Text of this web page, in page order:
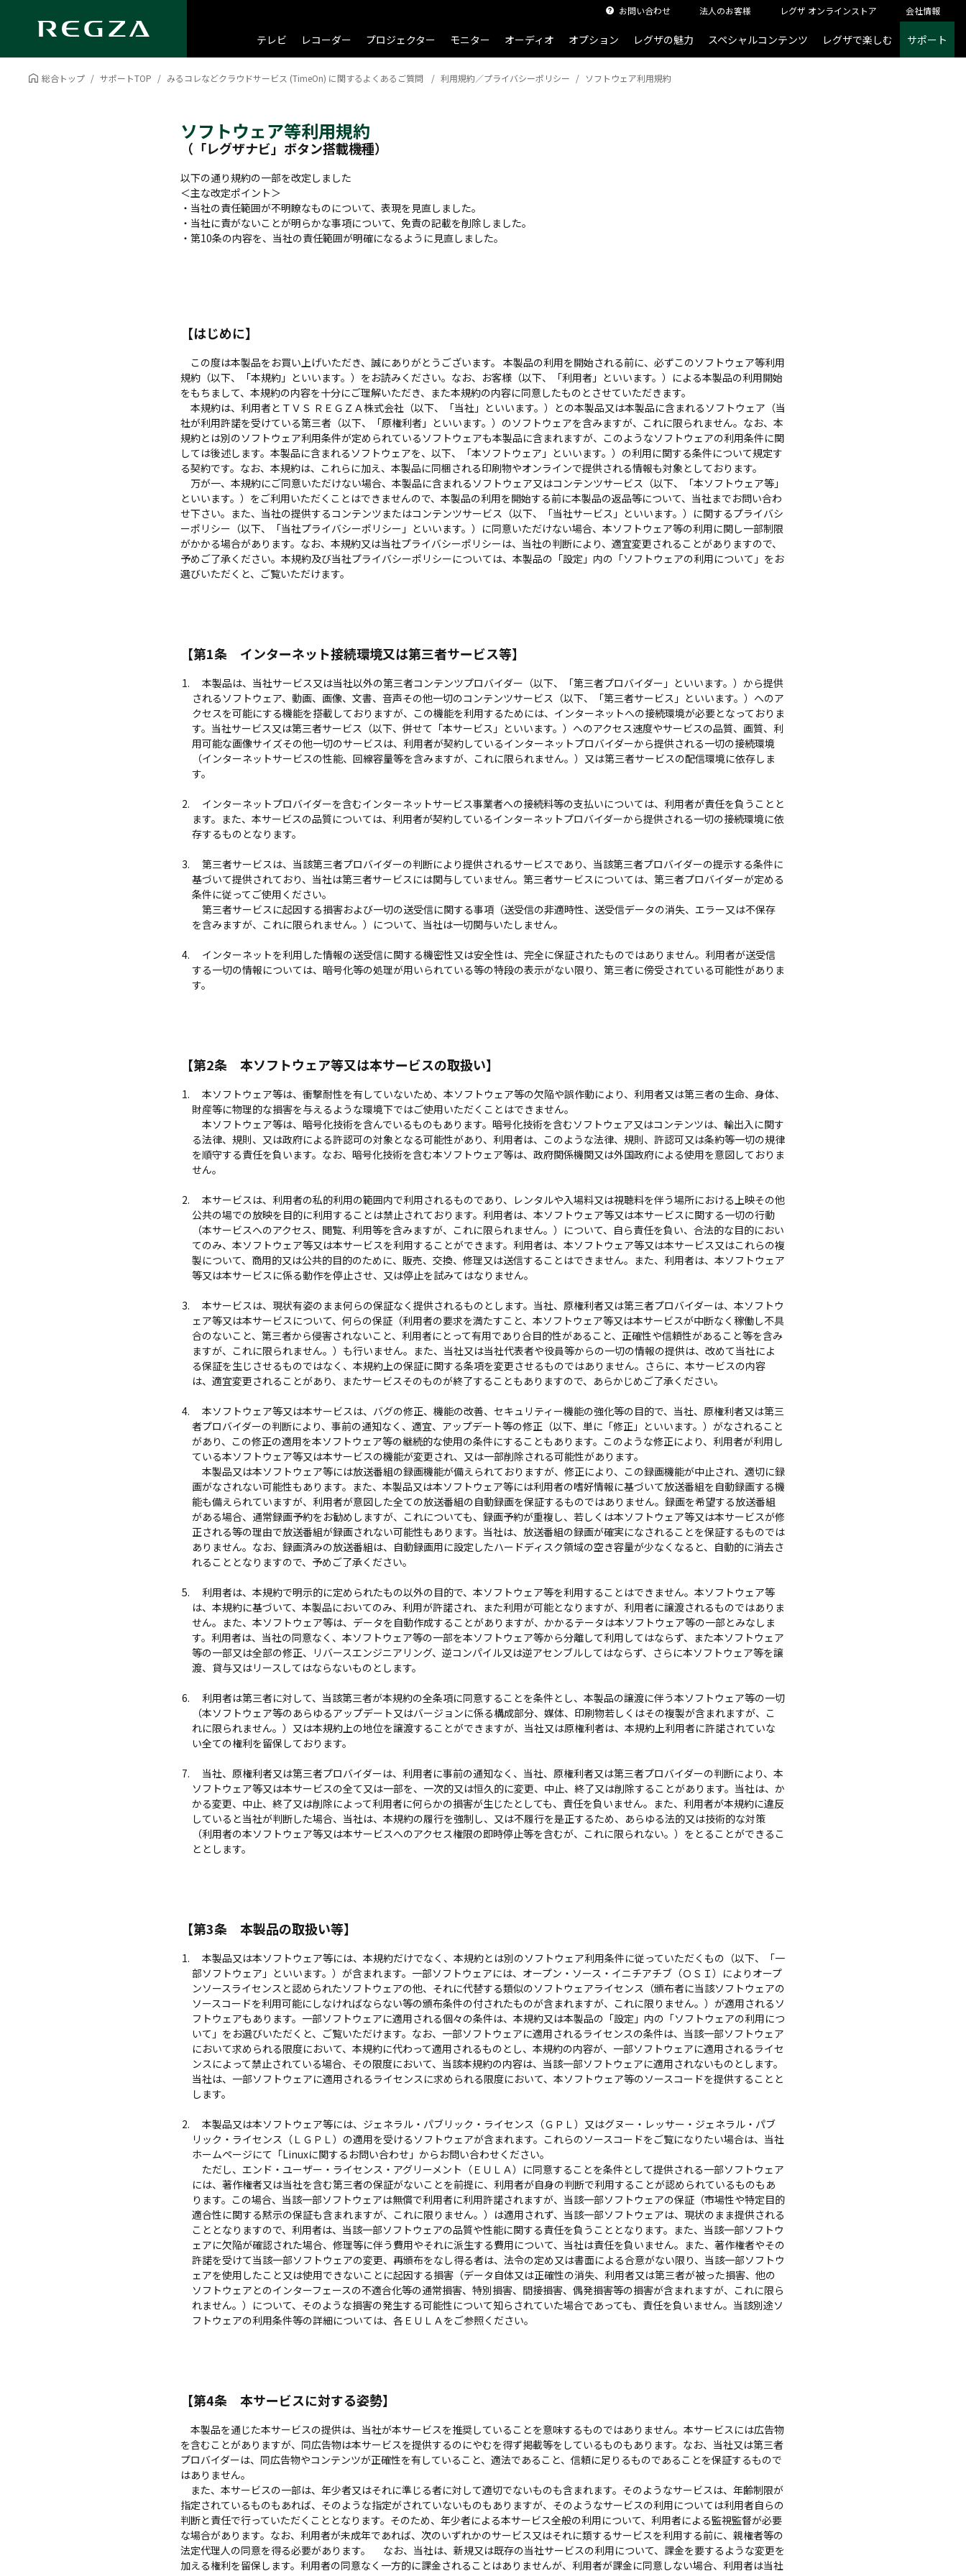
お問い合わせ 法人のお客様 レグザ オンラインストア 会社情報
テレビ レコーダー プロジェクター モニター オーディオ オプション レグザの魅力 スペシャルコンテンツ レグザで楽しむ サポート
総合トップ サポートTOP みるコレなどクラウドサービス (TimeOn) に関するよくあるご質問 利用規約／プライバシーポリシー ソフトウェア利用規約
ソフトウェア等利用規約
（「レグザナビ」ボタン搭載機種）
以下の通り規約の一部を改定しました
＜主な改定ポイント＞
・当社の責任範囲が不明瞭なものについて、表現を見直しました。
・当社に責がないことが明らかな事項について、免責の記載を削除しました。
・第10条の内容を、当社の責任範囲が明確になるように見直しました。
【はじめに】
この度は本製品をお買い上げいただき、誠にありがとうございます。 本製品の利用を開始される前に、必ずこのソフトウェア等利用
規約（以下、「本規約」といいます。）をお読みください。なお、お客様（以下、「利用者」といいます。）による本製品の利用開始
をもちまして、本規約の内容を十分にご理解いただき、また本規約の内容に同意したものとさせていただきます。
本規約は、利用者とＴＶＳ ＲＥＧＺＡ株式会社（以下、「当社」といいます。）との本製品又は本製品に含まれるソフトウェア（当
社が利用許諾を受けている第三者（以下、「原権利者」といいます。）のソフトウェアを含みますが、これに限られません。なお、本
規約とは別のソフトウェア利用条件が定められているソフトウェアも本製品に含まれますが、このようなソフトウェアの利用条件に関
しては後述します。本製品に含まれるソフトウェアを、以下、「本ソフトウェア」といいます。）の利用に関する条件について規定す
る契約です。なお、本規約は、これらに加え、本製品に同梱される印刷物やオンラインで提供される情報も対象としております。
万が一、本規約にご同意いただけない場合、本製品に含まれるソフトウェア又はコンテンツサービス（以下、「本ソフトウェア等」
といいます。）をご利用いただくことはできませんので、本製品の利用を開始する前に本製品の返品等について、当社までお問い合わ
せ下さい。また、当社の提供するコンテンツまたはコンテンツサービス（以下、「当社サービス」といいます。）に関するプライバシ
ーポリシー（以下、「当社プライバシーポリシー」といいます。）に同意いただけない場合、本ソフトウェア等の利用に関し一部制限
がかかる場合があります。なお、本規約又は当社プライバシーポリシーは、当社の判断により、適宜変更されることがありますので、
予めご了承ください。本規約及び当社プライバシーポリシーについては、本製品の「設定」内の「ソフトウェアの利用について」をお
選びいただくと、ご覧いただけます。
【第1条 インターネット接続環境又は第三者サービス等】
本製品は、当社サービス又は当社以外の第三者コンテンツプロバイダー（以下、「第三者プロバイダー」といいます。）から提供
されるソフトウェア、動画、画像、文書、音声その他一切のコンテンツサービス（以下、「第三者サービス」といいます。）へのア
クセスを可能にする機能を搭載しておりますが、この機能を利用するためには、インターネットへの接続環境が必要となっておりま
す。当社サービス又は第三者サービス（以下、併せて「本サービス」といいます。）へのアクセス速度やサービスの品質、画質、利
用可能な画像サイズその他一切のサービスは、利用者が契約しているインターネットプロバイダーから提供される一切の接続環境
（インターネットサービスの性能、回線容量等を含みますが、これに限られません。）又は第三者サービスの配信環境に依存しま
す。
インターネットプロバイダーを含むインターネットサービス事業者への接続料等の支払いについては、利用者が責任を負うことと
ます。また、本サービスの品質については、利用者が契約しているインターネットプロバイダーから提供される一切の接続環境に依
存するものとなります。
第三者サービスは、当該第三者プロバイダーの判断により提供されるサービスであり、当該第三者プロバイダーの提示する条件に
基づいて提供されており、当社は第三者サービスには関与していません。第三者サービスについては、第三者プロバイダーが定める
条件に従ってご使用ください。
第三者サービスに起因する損害および一切の送受信に関する事項（送受信の非適時性、送受信データの消失、エラー又は不保存
を含みますが、これに限られません。）について、当社は一切関与いたしません。
インターネットを利用した情報の送受信に関する機密性又は安全性は、完全に保証されたものではありません。利用者が送受信
する一切の情報については、暗号化等の処理が用いられている等の特段の表示がない限り、第三者に傍受されている可能性がありま
す。
【第2条 本ソフトウェア等又は本サービスの取扱い】
本ソフトウェア等は、衝撃耐性を有していないため、本ソフトウェア等の欠陥や誤作動により、利用者又は第三者の生命、身体、
財産等に物理的な損害を与えるような環境下ではご使用いただくことはできません。
本ソフトウェア等は、暗号化技術を含んでいるものもあります。暗号化技術を含むソフトウェア又はコンテンツは、輸出入に関す
る法律、規則、又は政府による許認可の対象となる可能性があり、利用者は、このような法律、規則、許認可又は条約等一切の規律
を順守する責任を負います。なお、暗号化技術を含む本ソフトウェア等は、政府関係機関又は外国政府による使用を意図しておりま
せん。
本サービスは、利用者の私的利用の範囲内で利用されるものであり、レンタルや入場料又は視聴料を伴う場所における上映その他
公共の場での放映を目的に利用することは禁止されております。利用者は、本ソフトウェア等又は本サービスに関する一切の行動
（本サービスへのアクセス、閲覧、利用等を含みますが、これに限られません。）について、自ら責任を負い、合法的な目的におい
てのみ、本ソフトウェア等又は本サービスを利用することができます。利用者は、本ソフトウェア等又は本サービス又はこれらの複
製について、商用的又は公共的目的のために、販売、交換、修理又は送信することはできません。また、利用者は、本ソフトウェア
等又は本サービスに係る動作を停止させ、又は停止を試みてはなりません。
本サービスは、現状有姿のまま何らの保証なく提供されるものとします。当社、原権利者又は第三者プロバイダーは、本ソフトウ
ェア等又は本サービスについて、何らの保証（利用者の要求を満たすこと、本ソフトウェア等又は本サービスが中断なく稼働し不具
合のないこと、第三者から侵害されないこと、利用者にとって有用であり合目的性があること、正確性や信頼性があること等を含み
ますが、これに限られません。）も行いません。また、当社又は当社代表者や役員等からの一切の情報の提供は、改めて当社によ
る保証を生じさせるものではなく、本規約上の保証に関する条項を変更させるものではありません。さらに、本サービスの内容
は、適宜変更されることがあり、またサービスそのものが終了することもありますので、あらかじめご了承ください。
本ソフトウェア等又は本サービスは、バグの修正、機能の改善、セキュリティー機能の強化等の目的で、当社、原権利者又は第三
者プロバイダーの判断により、事前の通知なく、適宜、アップデート等の修正（以下、単に「修正」といいます。）がなされること
があり、この修正の適用を本ソフトウェア等の継続的な使用の条件にすることもあります。このような修正により、利用者が利用し
ている本ソフトウェア等又は本サービスの機能が変更され、又は一部削除される可能性があります。
本製品又は本ソフトウェア等には放送番組の録画機能が備えられておりますが、修正により、この録画機能が中止され、適切に録
画がなされない可能性もあります。また、本製品又は本ソフトウェア等には利用者の嗜好情報に基づいて放送番組を自動録画する機
能も備えられていますが、利用者が意図した全ての放送番組の自動録画を保証するものではありません。録画を希望する放送番組
がある場合、通常録画予約をお勧めしますが、これについても、録画予約が重複し、若しくは本ソフトウェア等又は本サービスが修
正される等の理由で放送番組が録画されない可能性もあります。当社は、放送番組の録画が確実になされることを保証するものでは
ありません。なお、録画済みの放送番組は、自動録画用に設定したハードディスク領域の空き容量が少なくなると、自動的に消去さ
れることとなりますので、予めご了承ください。
利用者は、本規約で明示的に定められたもの以外の目的で、本ソフトウェア等を利用することはできません。本ソフトウェア等
は、本規約に基づいて、本製品においてのみ、利用が許諾され、また利用が可能となりますが、利用者に譲渡されるものではありま
せん。また、本ソフトウェア等は、データを自動作成することがありますが、かかるテータは本ソフトウェア等の一部とみなしま
す。利用者は、当社の同意なく、本ソフトウェア等の一部を本ソフトウェア等から分離して利用してはならず、また本ソフトウェア
等の一部又は全部の修正、リバースエンジニアリング、逆コンパイル又は逆アセンブルしてはならず、さらに本ソフトウェア等を譲
渡、貸与又はリースしてはならないものとします。
利用者は第三者に対して、当該第三者が本規約の全条項に同意することを条件とし、本製品の譲渡に伴う本ソフトウェア等の一切
（本ソフトウェア等のあらゆるアップデート又はバージョンに係る構成部分、媒体、印刷物若しくはその複製が含まれますが、こ
れに限られません。）又は本規約上の地位を譲渡することができますが、当社又は原権利者は、本規約上利用者に許諾されていな
い全ての権利を留保しております。
当社、原権利者又は第三者プロバイダーは、利用者に事前の通知なく、当社、原権利者又は第三者プロバイダーの判断により、本
ソフトウェア等又は本サービスの全て又は一部を、一次的又は恒久的に変更、中止、終了又は削除することがあります。当社は、か
かる変更、中止、終了又は削除によって利用者に何らかの損害が生じたとしても、責任を負いません。また、利用者が本規約に違反
していると当社が判断した場合、当社は、本規約の履行を強制し、又は不履行を是正するため、あらゆる法的又は技術的な対策
（利用者の本ソフトウェア等又は本サービスへのアクセス権限の即時停止等を含むが、これに限られない。）をとることができるこ
ととします。
【第3条 本製品の取扱い等】
本製品又は本ソフトウェア等には、本規約だけでなく、本規約とは別のソフトウェア利用条件に従っていただくもの（以下、「一
部ソフトウェア」といいます。）が含まれます。一部ソフトウェアには、オープン・ソース・イニチアチブ（ＯＳＩ）によりオープ
ンソースライセンスと認められたソフトウェアの他、それに代替する類似のソフトウェアライセンス（頒布者に当該ソフトウェアの
ソースコードを利用可能にしなければならない等の頒布条件の付されたものが含まれますが、これに限りません。）が適用されるソ
フトウェアもあります。一部ソフトウェアに適用される個々の条件は、本規約又は本製品の「設定」内の「ソフトウェアの利用につ
いて」をお選びいただくと、ご覧いただけます。なお、一部ソフトウェアに適用されるライセンスの条件は、当該一部ソフトウェア
において求められる限度において、本規約に代わって適用されるものとし、本規約の内容が、一部ソフトウェアに適用されるライセ
ンスによって禁止されている場合、その限度において、当該本規約の内容は、当該一部ソフトウェアに適用されないものとします。
当社は、一部ソフトウェアに適用されるライセンスに求められる限度において、本ソフトウェア等のソースコードを提供することと
します。
本製品又は本ソフトウェア等には、ジェネラル・パブリック・ライセンス（ＧＰＬ）又はグヌー・レッサー・ジェネラル・パブ
リック・ライセンス（ＬＧＰＬ）の適用を受けるソフトウェアが含まれます。これらのソースコードをご覧になりたい場合は、当社
ホームページにて「Linuxに関するお問い合わせ」からお問い合わせください。
ただし、エンド・ユーザー・ライセンス・アグリーメント（ＥＵＬＡ）に同意することを条件として提供される一部ソフトウェア
には、著作権者又は当社を含む第三者の保証がないことを前提に、利用者が自身の判断で利用することが認められているものもあ
ります。この場合、当該一部ソフトウェアは無償で利用者に利用許諾されますが、当該一部ソフトウェアの保証（市場性や特定目的
適合性に関する黙示の保証も含まれますが、これに限りません。）は適用されず、当該一部ソフトウェアは、現状のまま提供される
こととなりますので、利用者は、当該一部ソフトウェアの品質や性能に関する責任を負うこととなります。また、当該一部ソフトウ
ェアに欠陥が確認された場合、修理等に伴う費用やそれに派生する費用について、当社は責任を負いません。また、著作権者やその
許諾を受けて当該一部ソフトウェアの変更、再頒布をなし得る者は、法令の定め又は書面による合意がない限り、当該一部ソフトウ
ェアを使用したこと又は使用できないことに起因する損害（データ自体又は正確性の消失、利用者又は第三者が被った損害、他の
ソフトウェアとのインターフェースの不適合化等の通常損害、特別損害、間接損害、偶発損害等の損害が含まれますが、これに限ら
れません。）について、そのような損害の発生する可能性について知らされていた場合であっても、責任を負いません。当該別途ソ
フトウェアの利用条件等の詳細については、各ＥＵＬＡをご参照ください。
【第4条 本サービスに対する姿勢】
本製品を通じた本サービスの提供は、当社が本サービスを推奨していることを意味するものではありません。本サービスには広告物
を含むことがありますが、同広告物は本サービスを提供するのにやむを得ず掲載等をしているものもあります。なお、当社又は第三者
プロバイダーは、同広告物やコンテンツが正確性を有していること、適法であること、信頼に足りるものであることを保証するもので
はありません。
また、本サービスの一部は、年少者又はそれに準じる者に対して適切でないものも含まれます。そのようなサービスは、年齢制限が
指定されているものもあれば、そのような指定がされていないものもありますが、そのようなサービスの利用については利用者自らの
判断と責任で行っていただくこととなります。そのため、年少者による本サービス全般の利用について、利用者による監視監督が必要
な場合があります。なお、利用者が未成年であれば、次のいずれかのサービス又はそれに類するサービスを利用する前に、親権者等の
法定代理人の同意を得る必要があります。 なお、当社は、新規又は既存の当社サービスの利用について、課金を要するような変更を
加える権利を留保します。利用者の同意なく一方的に課金されることはありませんが、利用者が課金に同意しない場合、利用者は当社